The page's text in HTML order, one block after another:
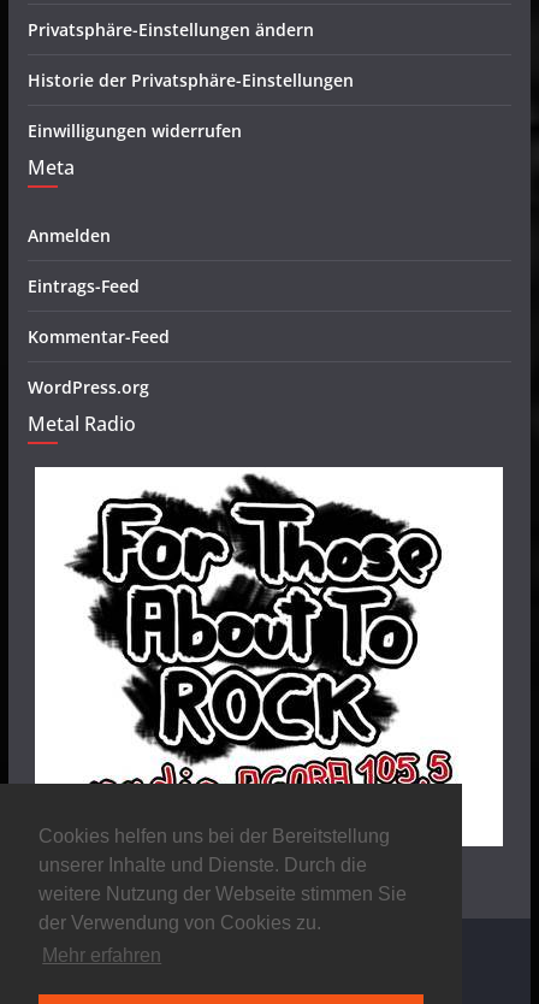
Cookies helfen uns bei der Bereitstellung
unserer Inhalte und Dienste. Durch die
weitere Nutzung der Webseite stimmen Sie
der Verwendung von Cookies zu.
Mehr erfahren
Privatsphäre-Einstellungen ändern
Historie der Privatsphäre-Einstellungen
Einwilligungen widerrufen
Meta
Anmelden
Eintrags-Feed
Kommentar-Feed
WordPress.org
Metal Radio
Copyright © 2026